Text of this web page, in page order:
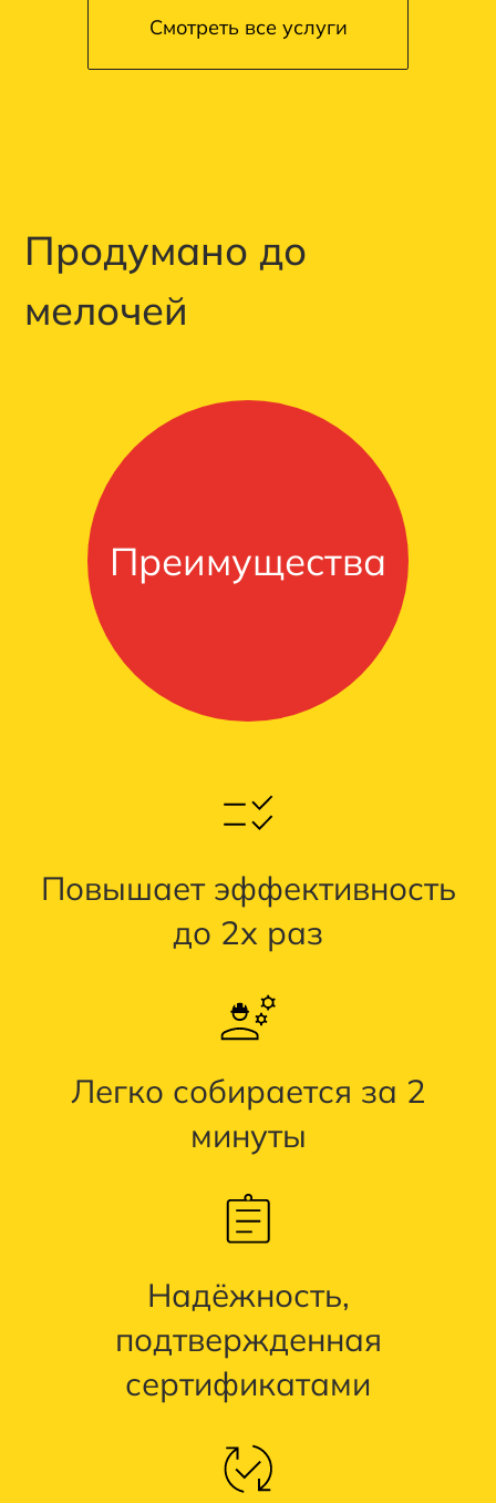
Смотреть все услуги
Продумано до
мелочей
Преимущества
Повышает эффективность
до 2х раз
Легко собирается за 2
минуты
Надёжность,
подтвержденная
сертификатами